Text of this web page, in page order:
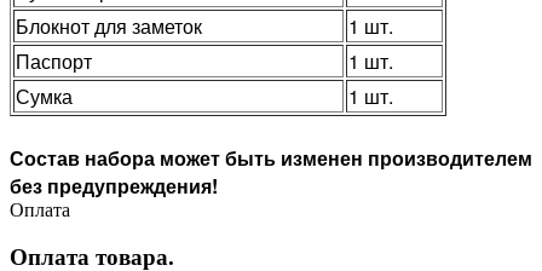
Блокнот для заметок
1 шт.
Паспорт
1 шт.
Сумка
1 шт.
Состав набора может быть изменен производителем
без предупреждения!
Оплата
Оплата товара.